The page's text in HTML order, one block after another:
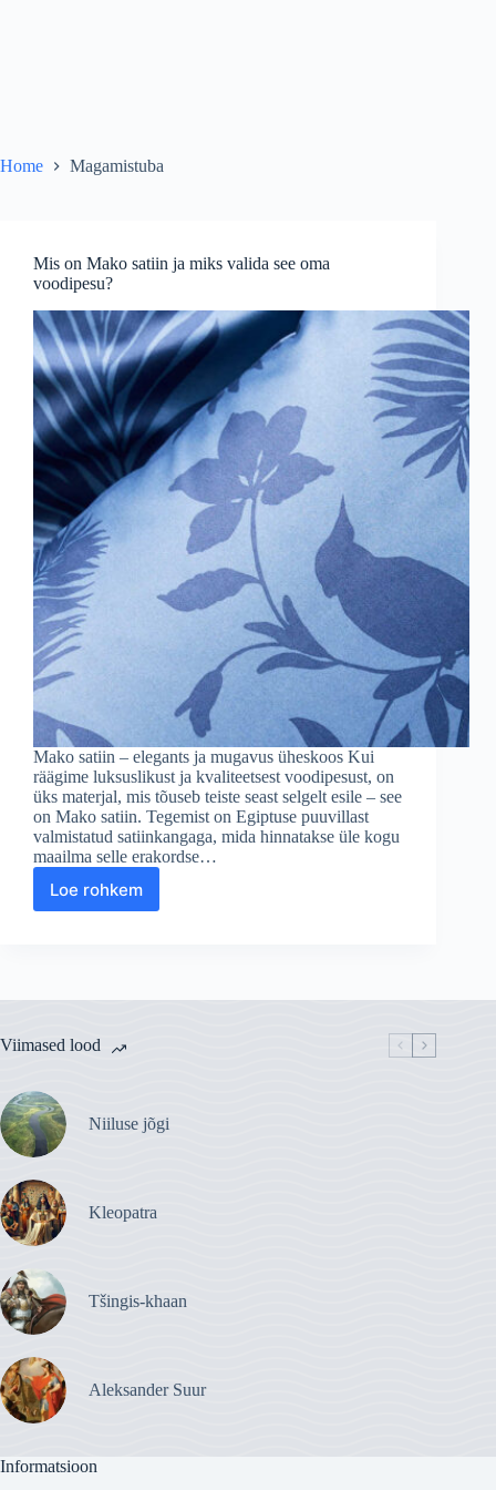
Home Magamistuba
Mis on Mako satiin ja miks valida see oma
voodipesu?
Mako satiin – elegants ja mugavus üheskoos Kui
räägime luksuslikust ja kvaliteetsest voodipesust, on
üks materjal, mis tõuseb teiste seast selgelt esile – see
on Mako satiin. Tegemist on Egiptuse puuvillast
valmistatud satiinkangaga, mida hinnatakse üle kogu
maailma selle erakordse…
Loe rohkem
Mis
miks
see
Viimased lood
Niiluse jõgi
Kleopatra
Tšingis-khaan
Aleksander Suur
Informatsioon